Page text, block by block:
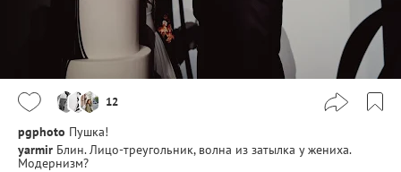
12
pgphoto Пушка!
yarmir Блин. Лицо-треугольник, волна из затылка у жениха.
Модернизм?